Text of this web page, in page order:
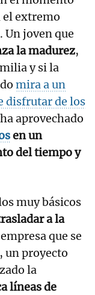
extremo
Un joven que
la madurez,
y si la
mira a un
disfrutar de los
aprovechado
en un
del tiempo y
muy básicos
a la
que se
, un proyecto
la
líneas de